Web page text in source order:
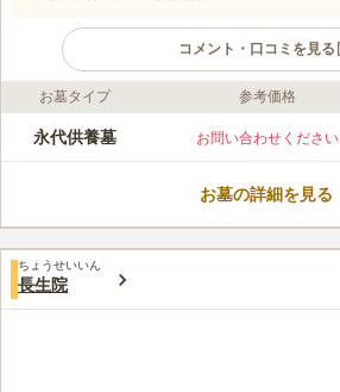
コメント・口コミを見る
口コミ評価
この霊園はまだ誰からも評価されていません。
お墓タイプ 参考価格
永代供養墓 お問い合わせください
お墓の詳細を見る
ちょうせいいん
長生院